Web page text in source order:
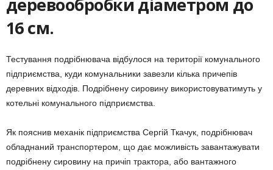
16 см.
Тестування подрібнювача відбулося на території комунального
підприємства, куди комунальники завезли кілька причепів
деревних відходів. Подрібнену сировину використовуватимуть у
котельні комунального підприємства.
Як пояснив механік підприємства Сергій Ткачук, подрібнювач
обладнаний транспортером, що дає можливість завантажувати
подрібнену сировину на причіп трактора, або вантажного